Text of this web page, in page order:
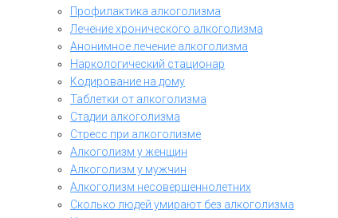
Профилактика алкоголизма
Лечение хронического алкоголизма
Анонимное лечение алкоголизма
Наркологический стационар
Кодирование на дому
Таблетки от алкоголизма
Стадии алкоголизма
Стресс при алкоголизме
Алкоголизм у женщин
Алкоголизм у мужчин
Алкоголизм несовершеннолетних
Сколько людей умирают без алкоголизма